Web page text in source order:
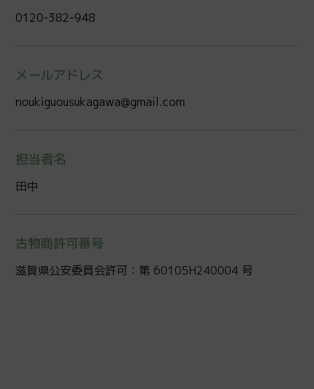
0120-382-948
メールアドレス
noukiguousukagawa@gmail.com
担当者名
田中
古物商許可番号
滋賀県公安委員会許可：第 60105H240004 号